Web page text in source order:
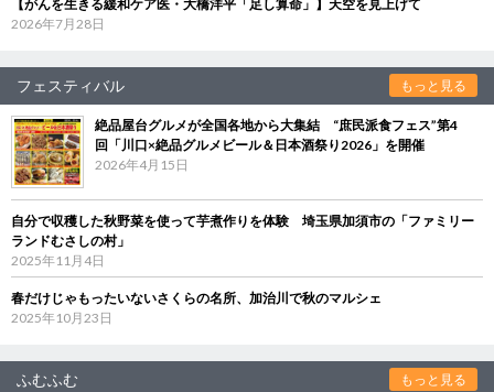
【がんを生きる緩和ケア医・大橋洋平「足し算命」】天空を見上げて
2026年7月28日
フェスティバル もっと見る
絶品屋台グルメが全国各地から大集結 “庶民派食フェス”第4
回「川口×絶品グルメビール＆日本酒祭り2026」を開催
2026年4月15日
自分で収穫した秋野菜を使って芋煮作りを体験 埼玉県加須市の「ファミリー
ランドむさしの村」
2025年11月4日
春だけじゃもったいないさくらの名所、加治川で秋のマルシェ
2025年10月23日
ふむふむ もっと見る